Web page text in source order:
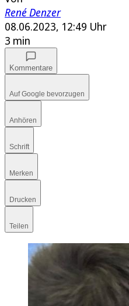
René Denzer
08.06.2023, 12:49 Uhr
3 min
Kommentare
Auf Google bevorzugen
Anhören
Schrift
Merken
Drucken
Teilen